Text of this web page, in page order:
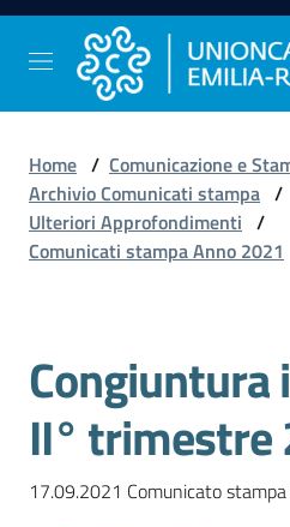
Vai al contenuto
Vai alla navigazione
Vai al footer
Comunicazione
e
Stampa
e
Statistica
Orientamento
Home / Comunicazione e
Archivio Comunicati stampa /
Ulteriori Approfondimenti /
Comunicati stampa Anno 2021
II° trimestre
17.09.2021 Comunicato